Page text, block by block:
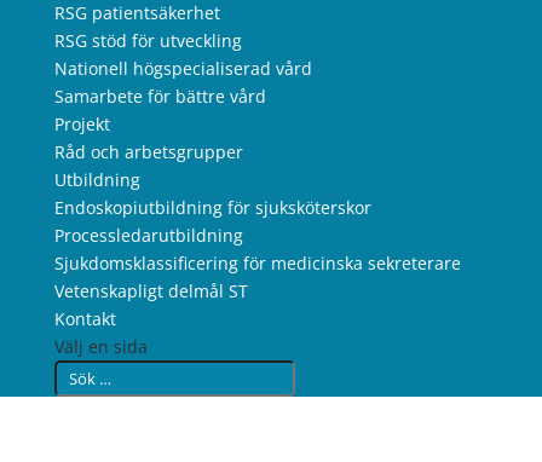
RSG patientsäkerhet
RSG stöd för utveckling
Nationell högspecialiserad vård
Samarbete för bättre vård
Projekt
Råd och arbetsgrupper
Utbildning
Endoskopiutbildning för sjuksköterskor
Processledarutbildning
Sjukdomsklassificering för medicinska sekreterare
Vetenskapligt delmål ST
Kontakt
Välj en sida